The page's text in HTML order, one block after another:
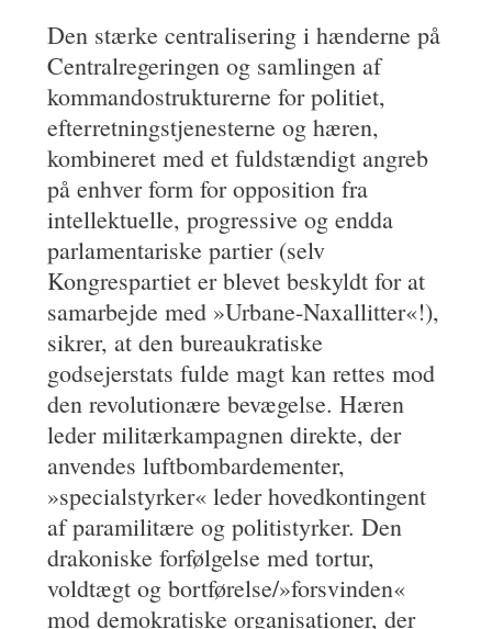
Den stærke centralisering i hænderne på
Centralregeringen og samlingen af
kommandostrukturerne for politiet,
efterretningstjenesterne og hæren,
kombineret med et fuldstændigt angreb
på enhver form for opposition fra
intellektuelle, progressive og endda
parlamentariske partier (selv
Kongrespartiet er blevet beskyldt for at
samarbejde med »Urbane-Naxallitter«!),
sikrer, at den bureaukratiske
godsejerstats fulde magt kan rettes mod
den revolutionære bevægelse. Hæren
leder militærkampagnen direkte, der
anvendes luftbombardementer,
»specialstyrker« leder hovedkontingent
af paramilitære og politistyrker. Den
drakoniske forfølgelse med tortur,
voldtægt og bortførelse/»forsvinden«
mod demokratiske organisationer, der